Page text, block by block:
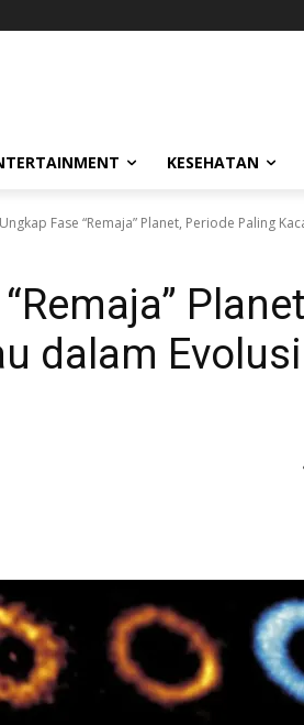
KESEHATAN
Fase “Remaja” Planet, Periode Paling
dalam